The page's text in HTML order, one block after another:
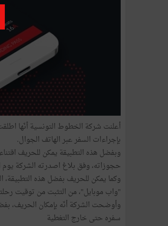
بإجراءات السفر عبر الهاتف الجوال.
وبفضل هذه التطبيقة يمكن للحريف
حجوزاته، وفق بلاغ اصدرته الشركة يوم
"واب موبايل"، من التثبت من توقيت
وأوضحت الشركة أنّه بإمكان الحريف،
سفره حتى خارج التغطية